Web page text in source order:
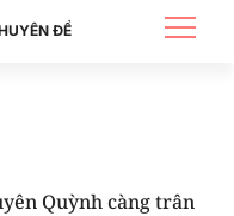
ĐỀ
Quỳnh càng trân